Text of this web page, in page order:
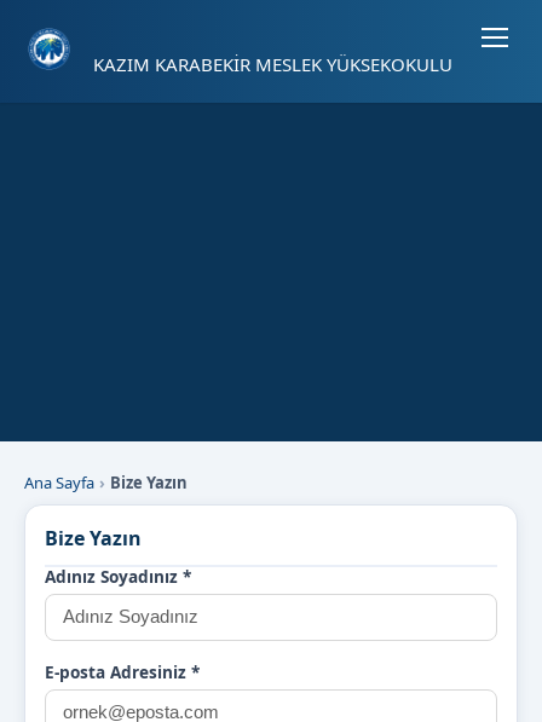
KAZIM KARABEKİR MESLEK YÜKSEKOKULU
Ana Sayfa Bize Yazın
Bize Yazın
Adınız Soyadınız *
E-posta Adresiniz *